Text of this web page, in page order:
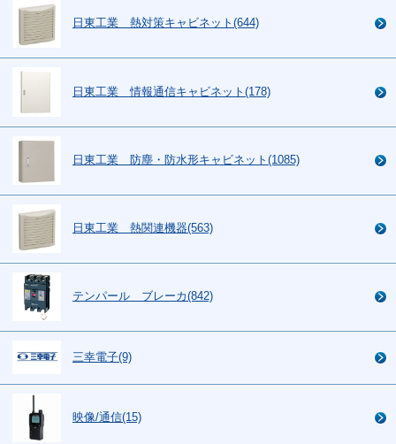
日東工業 熱対策キャビネット(644)
日東工業 情報通信キャビネット(178)
日東工業 防塵・防水形キャビネット(1085)
日東工業 熱関連機器(563)
テンパール ブレーカ(842)
三幸電子(9)
映像/通信(15)